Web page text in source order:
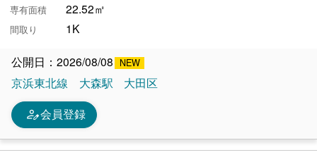
専有面積 22.52㎡
間取り 1K
公開日：2026/08/08
京浜東北線
大森駅 大田区
person_edit会員登録